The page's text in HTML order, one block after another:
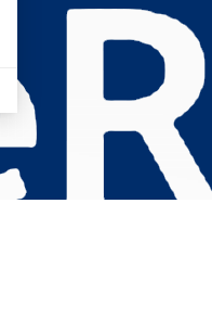
Options
de